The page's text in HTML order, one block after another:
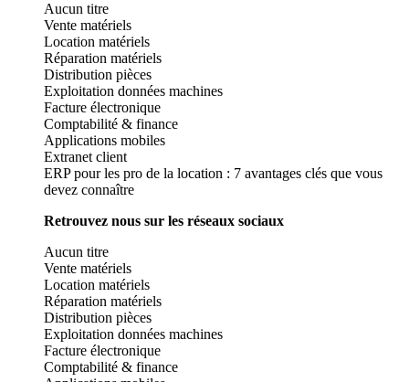
Aucun titre
Vente matériels
Location matériels
Réparation matériels
Distribution pièces
Exploitation données machines
Facture électronique
Comptabilité & finance
Applications mobiles
Extranet client
ERP pour les pro de la location : 7 avantages clés que vous
devez connaître
Retrouvez nous sur les réseaux sociaux
Aucun titre
Vente matériels
Location matériels
Réparation matériels
Distribution pièces
Exploitation données machines
Facture électronique
Comptabilité & finance